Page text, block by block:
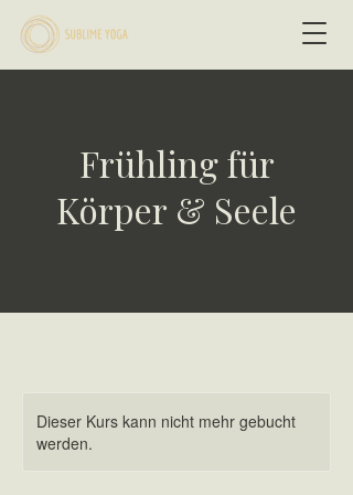
Frühling für
Körper & Seele
Dieser Kurs kann nicht mehr gebucht
werden.